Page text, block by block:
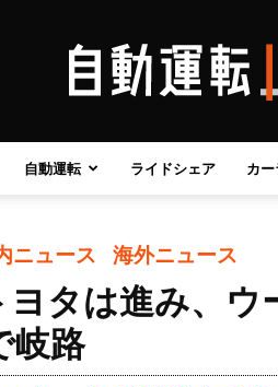
自動運転 ライドシェア カ
ニュース 海外ニュース
ヨタは進み、ウ
路